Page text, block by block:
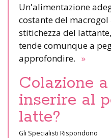
Un'alimentazione
costante del
stitichezza del
tende comunque a
approfondire. »
Colazione
inserire al
latte?
Gli Specialisti Rispondono